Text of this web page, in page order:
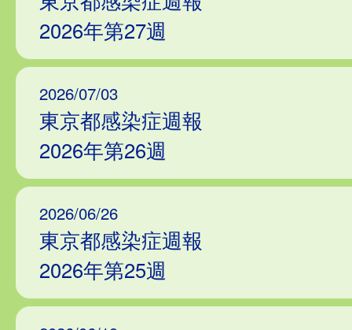
2026年第27週
2026/07/03
東京都感染症週報
2026年第26週
2026/06/26
東京都感染症週報
2026年第25週